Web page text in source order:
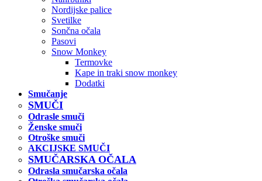
Nordijske palice
Svetilke
Sončna očala
Pasovi
Snow Monkey
Termovke
Kape in traki snow monkey
Dodatki
Smučanje
SMUČI
Odrasle smuči
Ženske smuči
Otroške smuči
AKCIJSKE SMUČI
SMUČARSKA OČALA
Odrasla smučarska očala